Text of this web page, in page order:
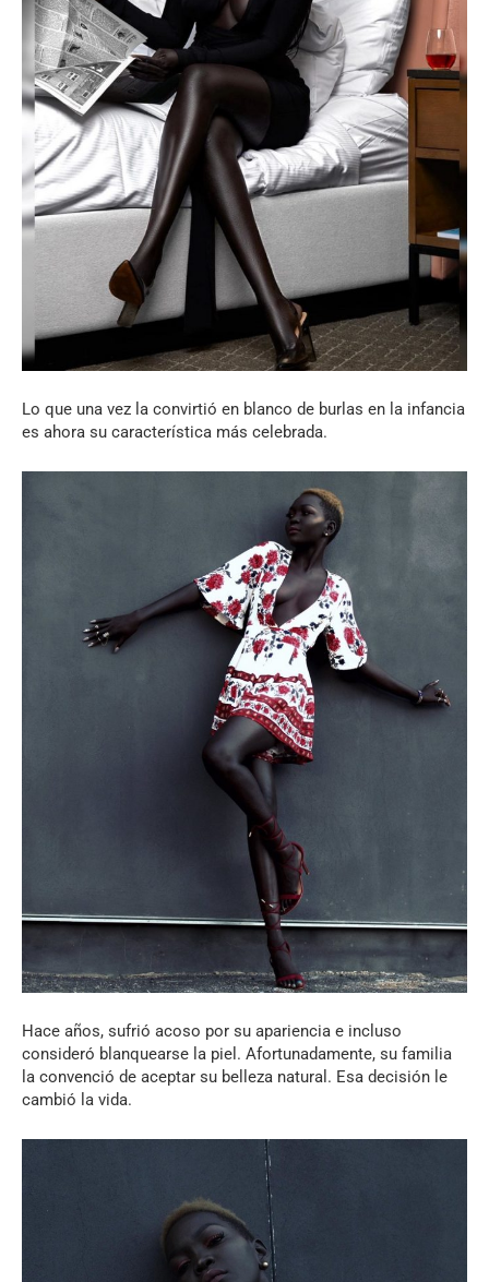
Lo que una vez la convirtió en blanco de burlas en la infancia
es ahora su característica más celebrada.
Hace años, sufrió acoso por su apariencia e incluso
consideró blanquearse la piel. Afortunadamente, su familia
la convenció de aceptar su belleza natural. Esa decisión le
cambió la vida.